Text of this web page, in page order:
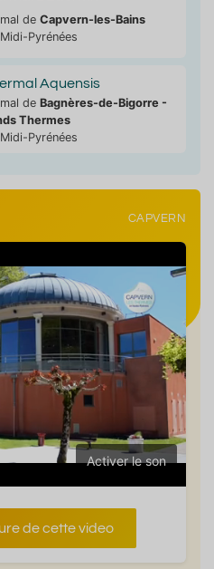
de Capvern-les-Bains
Pyrénées
Aquensis
de Bagnères-de-Bigorre -
Thermes
Pyrénées
CAPVERN
Activer le son
de cette video